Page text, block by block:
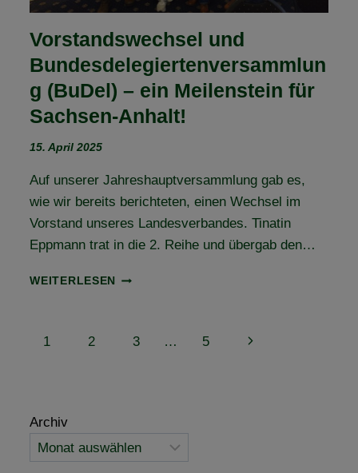
Vorstandswechsel und
Bundesdelegiertenversammlun
g (BuDel) – ein Meilenstein für
Sachsen-Anhalt!
15. April 2025
Auf unserer Jahreshauptversammlung gab es,
wie wir bereits berichteten, einen Wechsel im
Vorstand unseres Landesverbandes. Tinatin
Eppmann trat in die 2. Reihe und übergab den…
WEITERLESEN
VORSTANDSWECHSEL
Seitennavigation
1 2 3 … 5
Nächste
Archiv